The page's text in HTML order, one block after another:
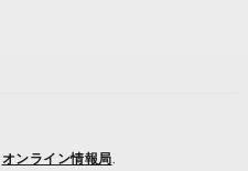
オンライン情報局